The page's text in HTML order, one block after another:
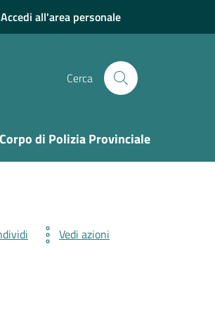
Accedi all'area personale
Cerca
Corpo di Polizia Provinciale
Vedi azioni